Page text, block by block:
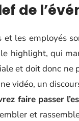
de
et les employés
highlight, qui
et doit donc
vidéo, un
faire passer
et